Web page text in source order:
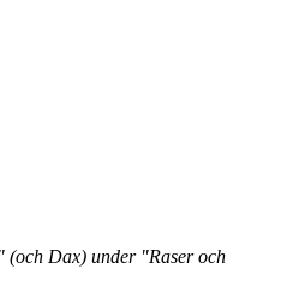
(och Dax) under "Raser och